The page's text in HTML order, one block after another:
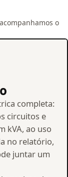
o
completa:
circuitos e
kVA, ao uso
no relatório,
juntar um